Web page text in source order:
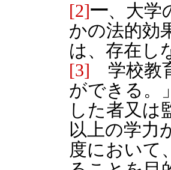
[2]一、大学
かの法的効
は、存在し
[3] 学校教
ができる。
した者又は
以上の学力
度において